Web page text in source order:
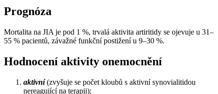
Prognóza
Mortalita na JIA je pod 1 %, trvalá aktivita artiritidy se ojevuje u 31–
55 % pacientů, závažné funkční postižení u 9–30 %.
Hodnocení aktivity onemocnění
aktivní(zvyšuje se počet kloubů s aktivní synovialitidou
nereagující na terapii);